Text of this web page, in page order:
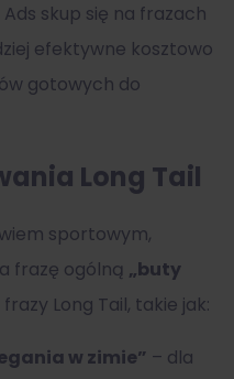
skup się na frazach
efektywne kosztowo
gotowych do
Long Tail
sportowym,
frazę ogólną „buty
Long Tail, takie jak:
w zimie” – dla